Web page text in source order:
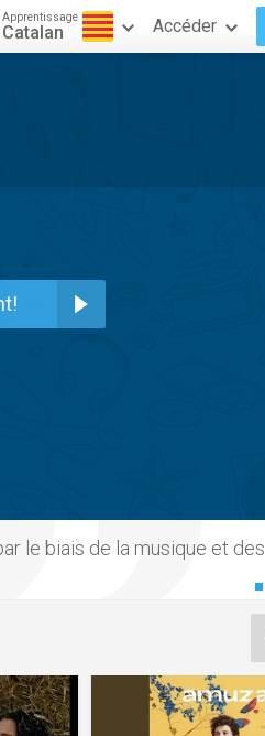
Apprentissage
Catalan Accéder
le biais de la musique et des